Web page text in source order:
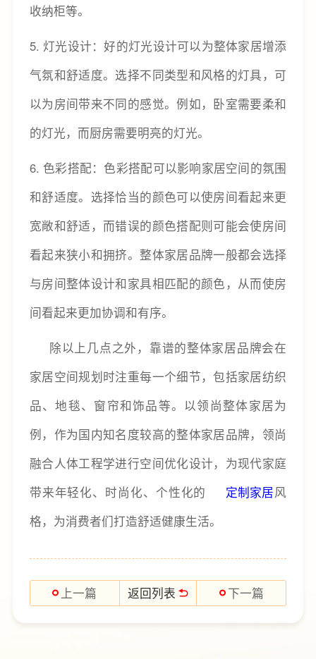
收纳柜等。
5. 灯光设计：好的灯光设计可以为整体家居增添
气氛和舒适度。选择不同类型和风格的灯具，可
以为房间带来不同的感觉。例如，卧室需要柔和
的灯光，而厨房需要明亮的灯光。
6. 色彩搭配：色彩搭配可以影响家居空间的氛围
和舒适度。选择恰当的颜色可以使房间看起来更
宽敞和舒适，而错误的颜色搭配则可能会使房间
看起来狭小和拥挤。整体家居品牌一般都会选择
与房间整体设计和家具相匹配的颜色，从而使房
间看起来更加协调和有序。
除以上几点之外，靠谱的整体家居品牌会在
家居空间规划时注重每一个细节，包括家居纺织
品、地毯、窗帘和饰品等。以领尚整体家居为
例，作为国内知名度较高的整体家居品牌，领尚
融合人体工程学进行空间优化设计，为现代家庭
带来年轻化、时尚化、个性化的
定制家居风
格，为消费者们打造舒适健康生活。
上一篇 返回列表 下一篇